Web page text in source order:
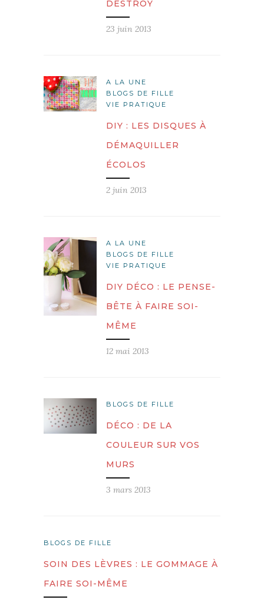
DESTROY
23 juin 2013
A LA UNE
BLOGS DE FILLE
VIE PRATIQUE
DIY : LES DISQUES À
DÉMAQUILLER
ÉCOLOS
2 juin 2013
A LA UNE
BLOGS DE FILLE
VIE PRATIQUE
DIY DÉCO : LE PENSE-
BÊTE À FAIRE SOI-
MÊME
12 mai 2013
BLOGS DE FILLE
DÉCO : DE LA
COULEUR SUR VOS
MURS
3 mars 2013
BLOGS DE FILLE
SOIN DES LÈVRES : LE GOMMAGE À
FAIRE SOI-MÊME